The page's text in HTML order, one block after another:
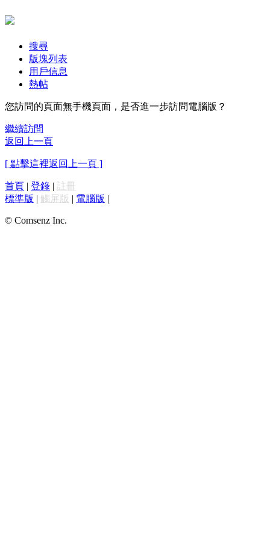
搜尋
版塊列表
用戶信息
熱帖
您訪問的頁面無手機頁面，是否進一步訪問電腦版？
繼續訪問
返回上一頁
[ 點擊這裡返回上一頁 ]
首頁 | 登錄 | 註冊
標準版 | 觸屏版 | 電腦版 |
© Comsenz Inc.